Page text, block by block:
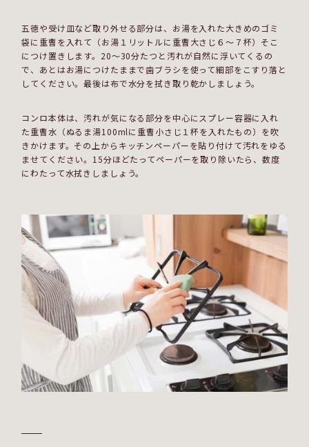
五徳や受け皿など取り外せる部分は、お湯を入れた大きめのゴミ
袋に重曹を入れて（お湯１リットルに重曹大さじ６～７杯）そこ
につけ置きします。20～30分たつと汚れが自然に浮いてくるの
で、あとはお湯につけたままで歯ブラシを使って細部をこすり落と
してください。最後は布で水分を拭き取り乾かしましょう。
コンロ本体は、汚れが気になる部分を中心にスプレー容器に入れ
た重曹水（ぬるま湯100mlに重曹小さじ１杯を入れたもの）を吹
きかけます。その上からキッチンペーパーを貼り付けて汚れをゆる
ませてください。15分ほどたってペーパーを取り除いたら、数度
にわたって水拭きしましょう。